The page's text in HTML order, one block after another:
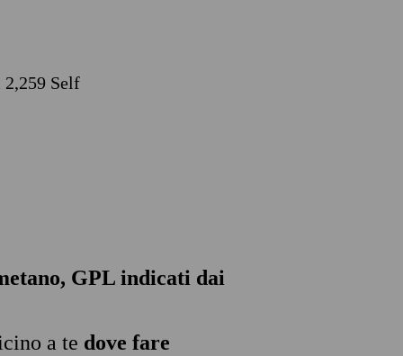
Self
GPL indicati dai
a te dove fare